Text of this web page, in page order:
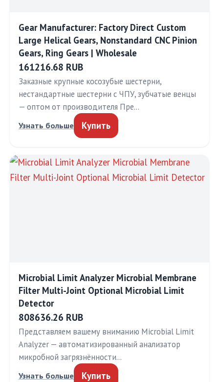
Gear Manufacturer: Factory Direct Custom
Large Helical Gears, Nonstandard CNC Pinion
Gears, Ring Gears | Wholesale
161216.68 RUB
Заказные крупные косозубые шестерни,
нестандартные шестерни с ЧПУ, зубчатые венцы
— оптом от производителя Пре…
Узнать больше Купить
Microbial Limit Analyzer Microbial Membrane
Filter Multi-Joint Optional Microbial Limit
Detector
808636.26 RUB
Представляем вашему вниманию Microbial Limit
Analyzer — автоматизированный анализатор
микробной загрязнённости…
Узнать больше Купить